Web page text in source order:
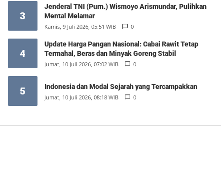
3
Jenderal TNI (Purn.) Wismoyo Arismundar, Pulihkan
Mental Melamar
Kamis, 9 Juli 2026, 05:51 WIB 0
4
Update Harga Pangan Nasional: Cabai Rawit Tetap
Termahal, Beras dan Minyak Goreng Stabil
Jumat, 10 Juli 2026, 07:02 WIB 0
5 Indonesia dan Modal Sejarah yang Tercampakkan
Jumat, 10 Juli 2026, 08:18 WIB 0